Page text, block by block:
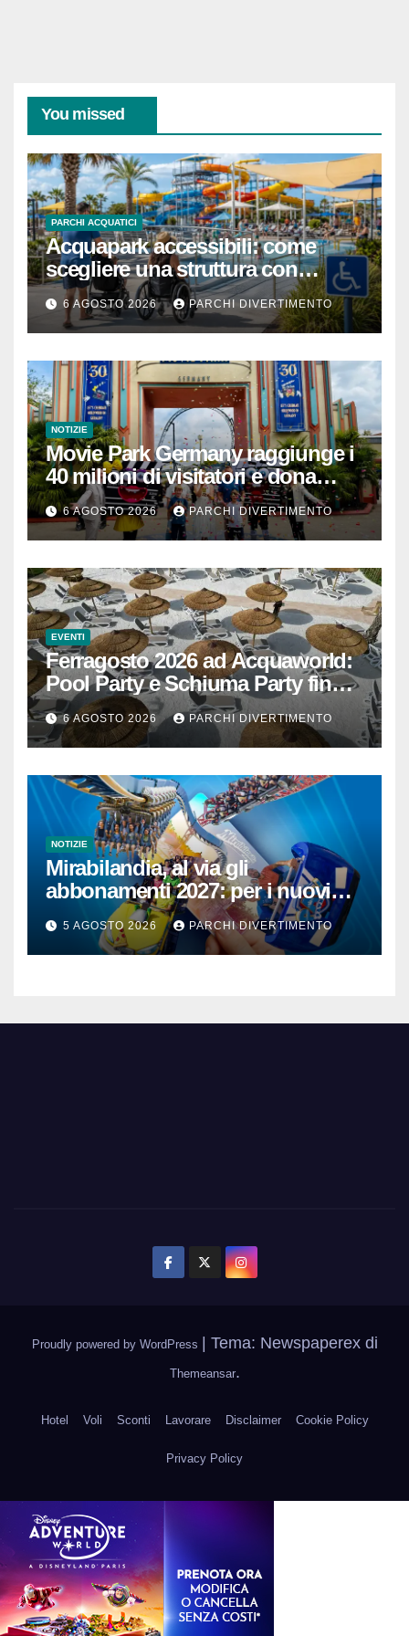
You missed
PARCHI ACQUATICI
Acquapark accessibili: come
scegliere una struttura con
passeggino o sedia a rotelle
6 AGOSTO 2026 PARCHI DIVERTIMENTO
NOTIZIE
Movie Park Germany raggiunge i
40 milioni di visitatori e dona
40.000 euro
6 AGOSTO 2026 PARCHI DIVERTIMENTO
EVENTI
Ferragosto 2026 ad Acquaworld:
Pool Party e Schiuma Party fino a
mezzanotte
6 AGOSTO 2026 PARCHI DIVERTIMENTO
NOTIZIE
Mirabilandia, al via gli
abbonamenti 2027: per i nuovi
iscritti il 2026 è in omaggio
5 AGOSTO 2026 PARCHI DIVERTIMENTO
Proudly powered by WordPress Tema: Newspaperex di
Themeansar.
Hotel Voli Sconti Lavorare Disclaimer Cookie Policy
Privacy Policy